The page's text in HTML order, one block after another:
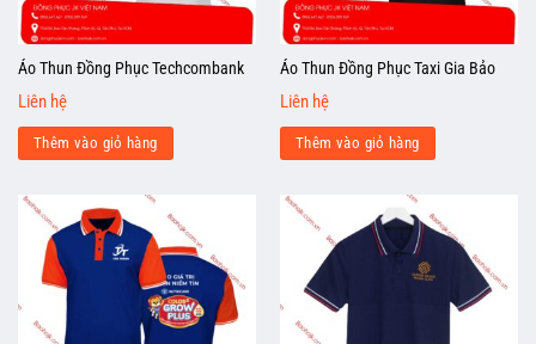
Áo Thun Đồng Phục Techcombank
Liên hệ
Thêm vào giỏ hàng
Áo Thun Đồng Phục Taxi Gia Bảo
Liên hệ
Thêm vào giỏ hàng